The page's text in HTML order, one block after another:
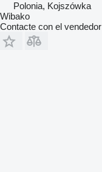
Polonia, Kojszówka
Wibako
Contacte con el vendedor